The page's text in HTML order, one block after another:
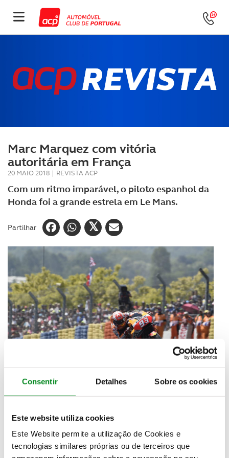
Consentir Detalhes Sobre os cookies
Este website utiliza cookies
Este Website permite a utilização de Cookies e
tecnologias similares próprias ou de terceiros que
Marc Marquez com vitória
autoritária em França
20 MAIO 2018 | REVISTA ACP
Com um ritmo imparável, o piloto espanhol da
Honda foi a grande estrela em Le Mans.
Partilhar
A forte concorrência não aguentou a postura que
uma corrida sempre em crescendo, o espanhol
retirando o protagonismo a Jorge Lorenzo, que viria
a terminar a prova na 6ª posição. Danilo Petrucci em